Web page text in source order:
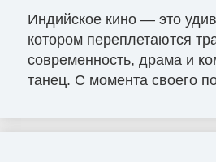
Индийское кино — это
котором переплетаются
современность, драма и
танец. С момента своего